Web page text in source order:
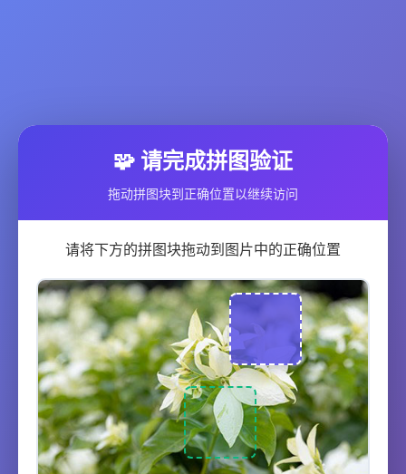
🧩 请完成拼图验证
拖动拼图块到正确位置以继续访问
请将下方的拼图块拖动到图片中的正确位置